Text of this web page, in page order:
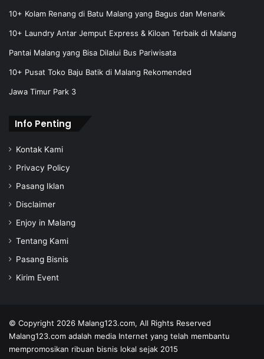
l
d
e
s
10+ Kolam Renang di Batu Malang yang Bagus dan Menarik
10+ Laundry Antar Jemput Express & Kiloan Terbaik di Malang
Pantai Malang yang Bisa Dilalui Bus Pariwisata
10+ Pusat Toko Baju Batik di Malang Rekomended
Jawa Timur Park 3
Info Penting
Kontak Kami
Privacy Policy
Pasang Iklan
Disclaimer
Enjoy in Malang
Tentang Kami
Pasang Bisnis
Kirim Event
© Copyright 2026 Malang123.com, All Rights Reserved
Malang123.com adalah media Internet yang telah membantu
mempromosikan ribuan bisnis lokal sejak 2015